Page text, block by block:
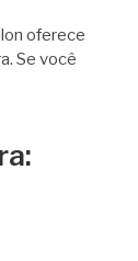
oferece
Se você